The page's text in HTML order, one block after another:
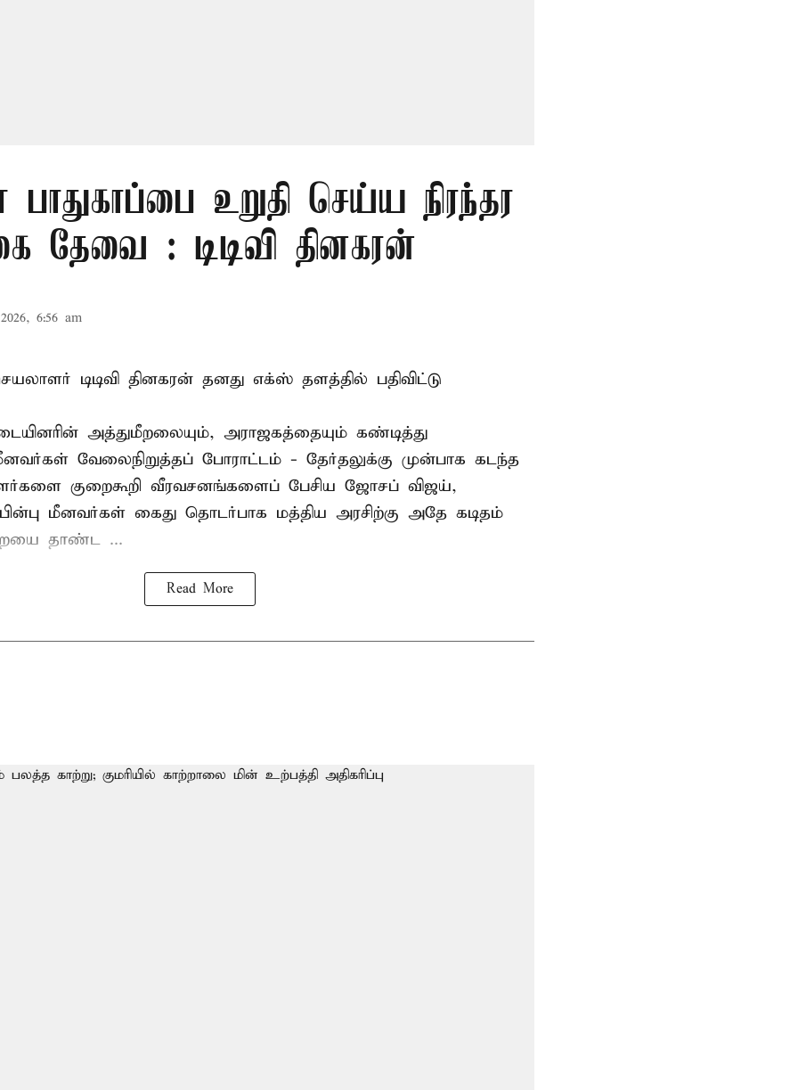
உறுதி செய்ய நிரந்தர
தேவை : டிடிவி தினகரன்
6:56 am
டிடிவி தினகரன் தனது எக்ஸ் தளத்தில் பதிவிட்டு
அத்துமீறலையும், அராஜகத்தையும் கண்டித்து
வேலைநிறுத்தப் போராட்டம் - தேர்தலுக்கு முன்பாக கடந்த
குறைகூறி வீரவசனங்களைப் பேசிய ஜோசப் விஜய்,
மீனவர்கள் கைது தொடர்பாக மத்திய அரசிற்கு அதே கடிதம்
தாண்ட ...
Read More